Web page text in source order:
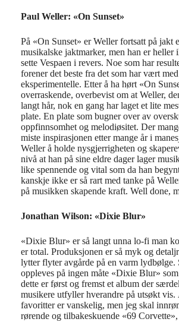
Paul Weller: «On Sunset»
På «On Sunset» er Weller fortsatt på jakt
musikalske jaktmarker, men han er heller
sette Vespaen i revers. Noe som har
forener det beste fra det som har vært
eksperimentelle. Etter å ha hørt «On
overraskende, overbevist om at Weller,
langt hår, nok en gang har laget et lite
plate. En plate som bugner over av
oppfinnsomhet og melodiøsitet. Der
miste inspirasjonen etter mange år i
Weller å holde nysgjerrigheten og
nivå at han på sine eldre dager lager
like spennende og vital som da han
kanskje ikke er så rart med tanke på
på musikken skapende kraft. Well done,
Jonathan Wilson: «Dixie Blur»
«Dixie Blur» er så langt unna lo-fi man
er total. Produksjonen er så myk og
lytter flyter avgårde på en varm lydbølge.
oppleves på ingen måte «Dixie Blur»
dette er først og fremst et album der
musikere utfyller hverandre på utsøkt
favoritter er vanskelig, men jeg skal
rørende og tilbakeskuende «69